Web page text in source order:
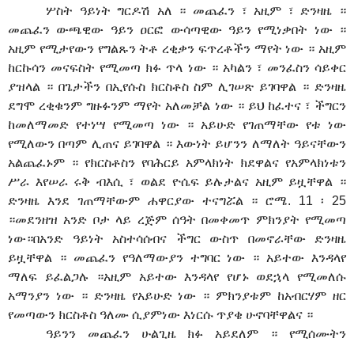
ሦስት ዓይነት ግርዶሽ አለ ። መጨፈን ፣ አዚም ፣ ድንዛዜ ።
መጨፈን ውጫዊው ዓይን ዐርፎ ውሳጣዊው ዓይን የሚነቃበት ነው ።
አዚም የሚታየውን የግልጹን ትቶ ረቂቃን ፍጥረቶችን ማየት ነው ። አዚም
ከርኩሳን መናፍስት የሚመጣ ክፉ ጥላ ነው ። አካልን ፣ መንፈስን ሳይቀር
ያዝላል ። በጌታችን በኢየሱስ ክርስቶስ ስም ሊገሠጽ ይገባዋል ። ድንዛዜ
ደግሞ ረቂቁንም ግዙፉንም ማየት አለመቻል ነው ። ይህ ከፈተና ፣ ችግርን
ከመለማመድ የተነሣ የሚመጣ ነው ። አይሁድ የገጠማቸው የቱ ነው
የሚለውን በጣም ሊጠና ይገባዋል ። እውነት ይሆንን ለማለት ዓይናቸውን
አልጨፈኑም ። የክርስቶስን የባሕርይ አምላክነት ክደዋልና የአምላክነቱን
ሥራ እየሠራ ሩቅ ብእሲ ፣ ወልደ ዮሴፍ ይሉታልና አዚም ይዟቸዋል ።
ድንዛዜ እንደ ገጠማቸውም ሐዋርያው ተናግሯል ። ሮሜ. 11 ፡ 25
።መደንዘዝ አንድ ቦታ ላይ ረጅም ሰዓት በመቀመጥ ምክንያት የሚመጣ
ነው።በአንድ ዓይነት አስተሳሰብና ችግር ውስጥ በመኖራቸው ድንዛዜ
ይዟቸዋል ። መጨፈን የዓለማውያን ተግባር ነው ። አይተው እንዳላየ
ማለፍ ይፈልጋሉ ።አዚም አይተው እንዳላየ የሆኑ ወደኋላ የሚመለሱ
አማንያን ነው ። ድንዛዜ የአይሁድ ነው ። ምክንያቱም ከአብርሃም ዘር
የመጣውን ክርስቶስ ዓለሙ ሲያምነው እነርሱ ጥያቄ ሁኖባቸዋልና ።
ዓይንን መጨፈን ሁልጊዜ ክፉ አይደለም ። የሚሰሙትን